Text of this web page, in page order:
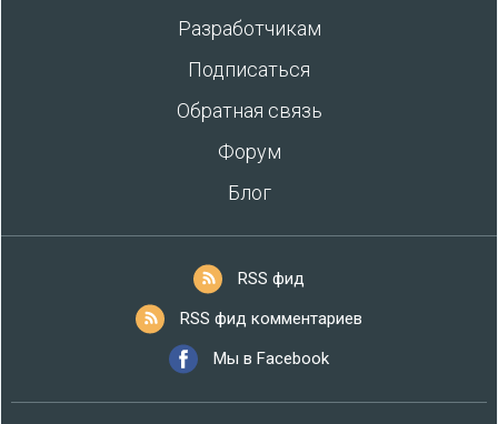
Разработчикам
Подписаться
Обратная связь
Форум
Блог
RSS фид
RSS фид комментариев
Мы в Facebook